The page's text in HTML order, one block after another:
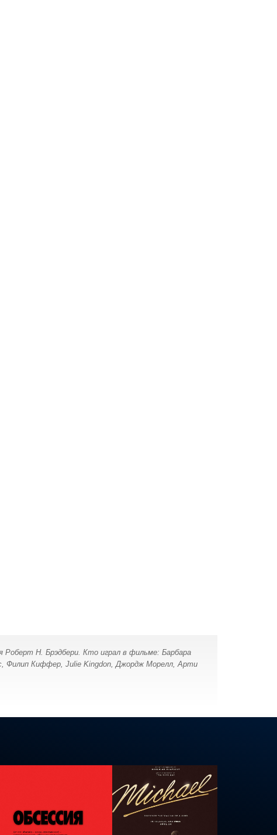
Роберт Н. Брэдбери. Кто играл в фильме: Барбара
Филип Киффер, Julie Kingdon, Джордж Морелл, Арти